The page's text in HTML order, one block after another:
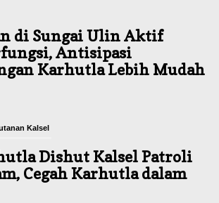
di Sungai Ulin Aktif
Antisipasi
Karhutla Lebih Mudah
Kalsel
Dishut Kalsel Patroli
Cegah Karhutla dalam